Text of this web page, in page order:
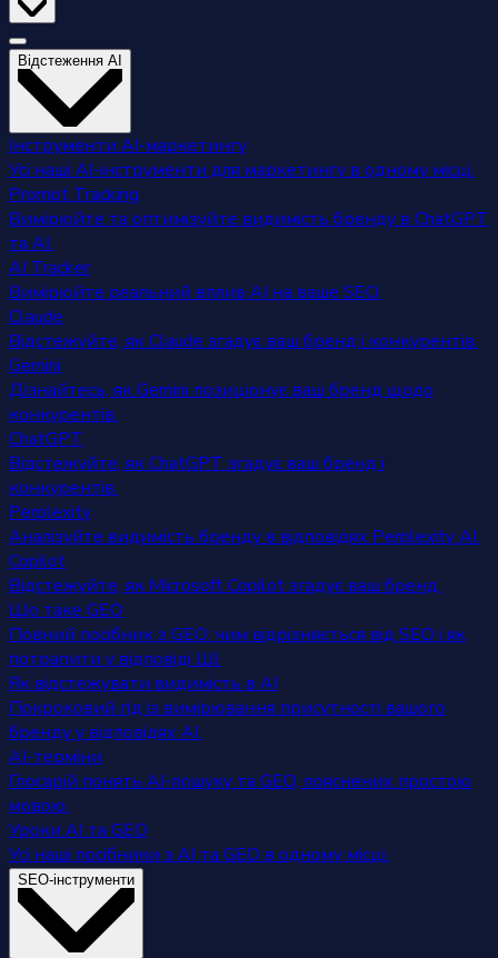
Відстеження AI
Інструменти AI-маркетингу
Усі наші AI-інструменти для маркетингу в одному місці.
Prompt Tracking
Вимірюйте та оптимізуйте видимість бренду в ChatGPT
та AI.
AI Tracker
Вимірюйте реальний вплив AI на ваше SEO.
Claude
Відстежуйте, як Claude згадує ваш бренд і конкурентів.
Gemini
Дізнайтесь, як Gemini позиціонує ваш бренд щодо
конкурентів.
ChatGPT
Відстежуйте, як ChatGPT згадує ваш бренд і
конкурентів.
Perplexity
Аналізуйте видимість бренду в відповідях Perplexity AI.
Copilot
Відстежуйте, як Microsoft Copilot згадує ваш бренд.
Що таке GEO
Повний посібник з GEO: чим відрізняється від SEO і як
потрапити у відповіді ШІ.
Як відстежувати видимість в AI
Покроковий гід із вимірювання присутності вашого
бренду у відповідях AI.
AI-терміни
Глосарій понять AI-пошуку та GEO, пояснених простою
мовою.
Уроки AI та GEO
Усі наші посібники з AI та GEO в одному місці.
SEO-інструменти